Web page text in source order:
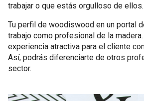
trabajar o que estás orgulloso de ellos.
Tu perfil de woodiswood en un portal
trabajo como profesional de la
experiencia atractiva para el cliente
Así, podrás diferenciarte de otros
sector.